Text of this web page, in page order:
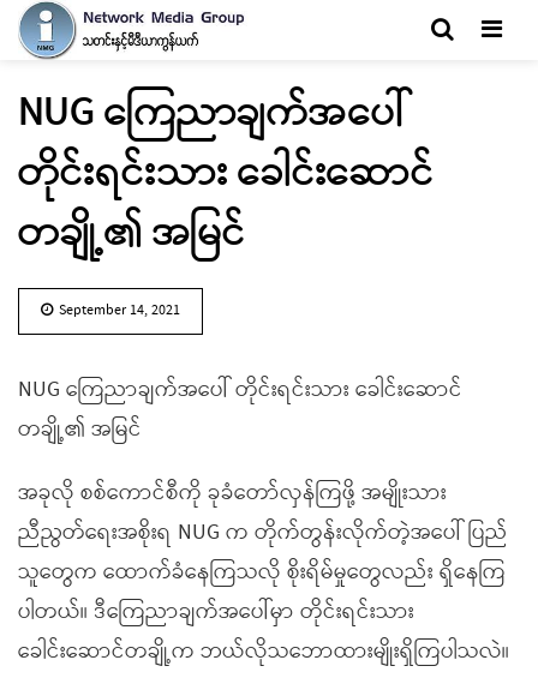
NUG ကြေညာချက်အပေါ်
တိုင်းရင်းသား ခေါင်းဆောင်
တချို့၏ အမြင်
September 14, 2021
NUG ကြေညာချက်အပေါ် တိုင်းရင်းသား ခေါင်းဆောင်
တချို့၏ အမြင်
အခုလို စစ်ကောင်စီကို ခုခံတော်လှန်ကြဖို့ အမျိုးသား
ညီညွတ်ရေးအစိုးရ NUG က တိုက်တွန်းလိုက်တဲ့အပေါ် ပြည်
သူတွေက ထောက်ခံနေကြသလို စိုးရိမ်မှုတွေလည်း ရှိနေကြ
ပါတယ်။ ဒီကြေညာချက်အပေါ်မှာ တိုင်းရင်းသား
ခေါင်းဆောင်တချို့က ဘယ်လိုသဘောထားမျိုးရှိကြပါသလဲ။